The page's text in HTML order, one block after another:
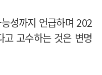
성까지 언급하며 202
고수하는 것은 변명